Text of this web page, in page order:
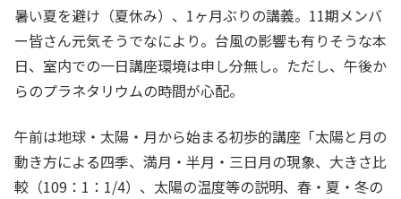
暑い夏を避け（夏休み）、1ヶ月ぶりの講義。11期メンバ
ー皆さん元気そうでなにより。台風の影響も有りそうな本
日、室内での一日講座環境は申し分無し。ただし、午後か
らのプラネタリウムの時間が心配。
午前は地球・太陽・月から始まる初歩的講座「太陽と月の
動き方による四季、満月・半月・三日月の現象、大きさ比
較（109：1：1/4）、太陽の温度等の説明、春・夏・冬の